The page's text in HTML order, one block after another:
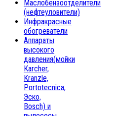
Маслобензоотделители
(нефтеуловители)
Инфракрасные
обогреватели
Аппараты
высокого
давления(мойки
Karcher,
Kranzle,
Portotecnica,
Эско,
Bosch) и